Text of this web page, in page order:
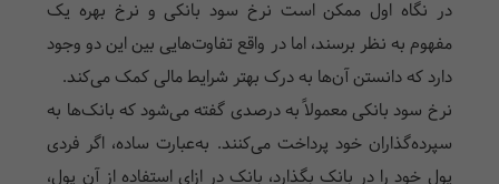
در نگاه اول ممکن است نرخ سود بانکی و نرخ بهره یک
مفهوم به نظر برسند، اما در واقع تفاوت‌هایی بین این دو وجود
دارد که دانستن آن‌ها به درک بهتر شرایط مالی کمک می‌کند.
نرخ سود بانکی معمولاً به درصدی گفته می‌شود که بانک‌ها به
سپرده‌گذاران خود پرداخت می‌کنند. به‌عبارت ساده، اگر فردی
پول خود را در بانک بگذارد، بانک در ازای استفاده از آن پول،